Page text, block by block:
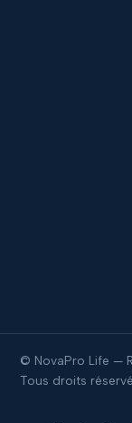
© NovaPro Life —
Tous droits